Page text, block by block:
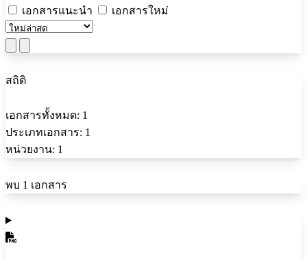
เอกสารแนะนำ
เอกสารใหม่
สถิติ
เอกสารทั้งหมด: 1
ประเภทเอกสาร: 1
หน่วยงาน: 1
พบ 1 เอกสาร